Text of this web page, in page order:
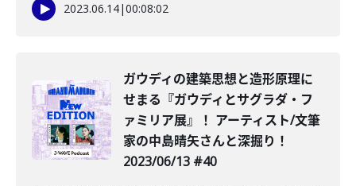
2023.06.14|00:08:02
ガウディの建築思想と造形原理に
せまる『ガウディとサグラダ・フ
ァミリア展』！ アーティスト/文筆
家の中島晴矢さんと深掘り！
2023/06/13 #40